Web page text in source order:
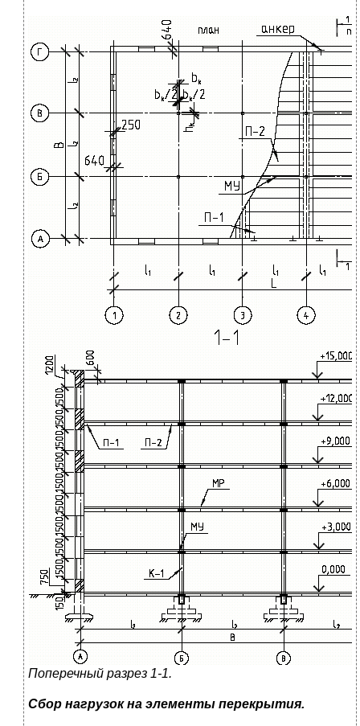
Поперечный разрез 1-1.
Сбор нагрузок на элементы перекрытия.